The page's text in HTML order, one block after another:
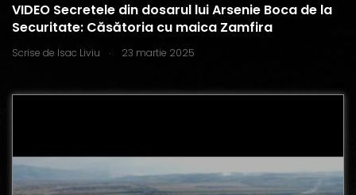
VIDEO Secretele din dosarul lui Arsenie Boca de la
Securitate: Căsătoria cu maica Zamfira
Scrise de Isac Liviu . 23 martie 2025